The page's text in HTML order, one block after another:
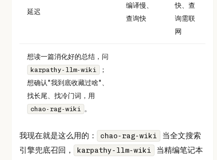
延迟
编译慢、
查询快
快、查
询需联
网
想读一篇消化好的总结，问
karpathy-llm-wiki
；
想确认"我到底收藏过啥"、
找长尾、找冷门词，用
chao-rag-wiki 。
我现在就是这么用的： chao-rag-wiki
当全文搜索
引擎兜底召回，
karpathy-llm-wiki
当精编笔记本